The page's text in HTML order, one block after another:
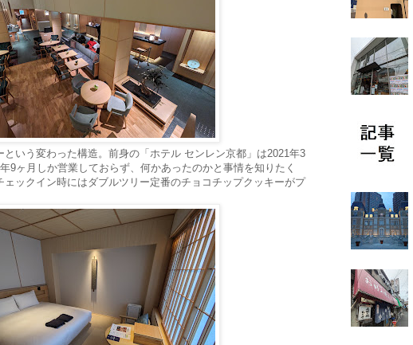
いう変わった構造。前身の「ホテル センレン京都」は2021年3
9ヶ月しか営業しておらず、何かあったのかと事情を知りたく
ェックイン時にはダブルツリー定番のチョコチップクッキーがプ